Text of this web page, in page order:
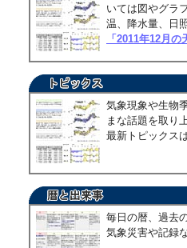
いては図やグラ
温、降水量、日
「2011年12月の
気象現象や生物
まな話題を取り
最新トピックス
毎日の暦、過去
気象災害や記録